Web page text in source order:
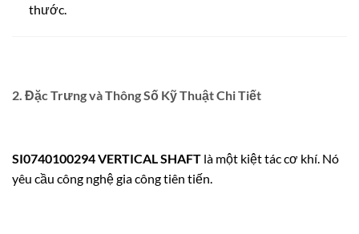
thước.
2. Đặc Trưng và Thông Số Kỹ Thuật Chi Tiết
SI0740100294 VERTICAL SHAFT là một kiệt tác cơ khí. Nó
yêu cầu công nghệ gia công tiên tiến.